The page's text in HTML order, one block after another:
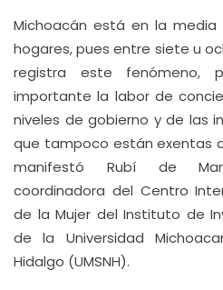
Michoacán está en la media
hogares, pues entre siete u
registra este fenómeno,
importante la labor de
niveles de gobierno y de las
que tampoco están exentas
manifestó Rubí de
coordinadora del Centro
de la Mujer del Instituto de
de la Universidad
Hidalgo (UMSNH).